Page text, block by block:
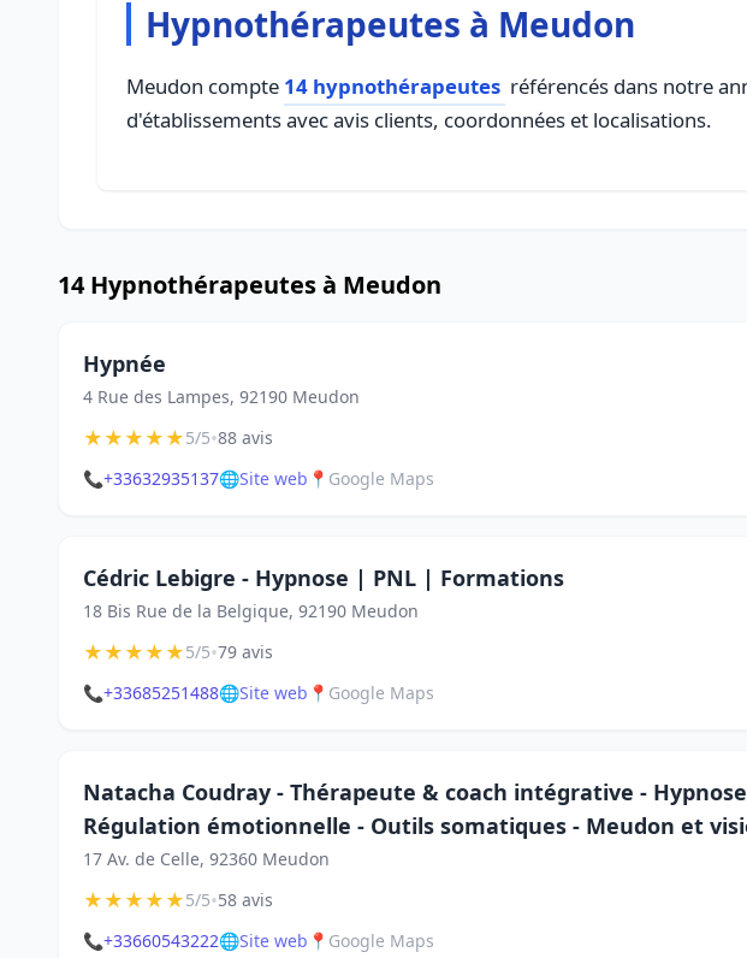
Hypnothérapeutes à Meudon
Meudon compte 14 hypnothérapeutes référencés dans notre
d'établissements avec avis clients, coordonnées et localisations.
14 Hypnothérapeutes à Meudon
Hypnée
4 Rue des Lampes, 92190 Meudon
★★★★★5/5•88 avis
📞+33632935137🌐Site web 📍 Google Maps
Cédric Lebigre - Hypnose | PNL | Formations
18 Bis Rue de la Belgique, 92190 Meudon
★★★★★5/5•79 avis
📞+33685251488🌐Site web 📍 Google Maps
Natacha Coudray - Thérapeute & coach intégrative -
Régulation émotionnelle - Outils somatiques - Meudon et
17 Av. de Celle, 92360 Meudon
★★★★★5/5•58 avis
📞+33660543222🌐Site web 📍 Google Maps